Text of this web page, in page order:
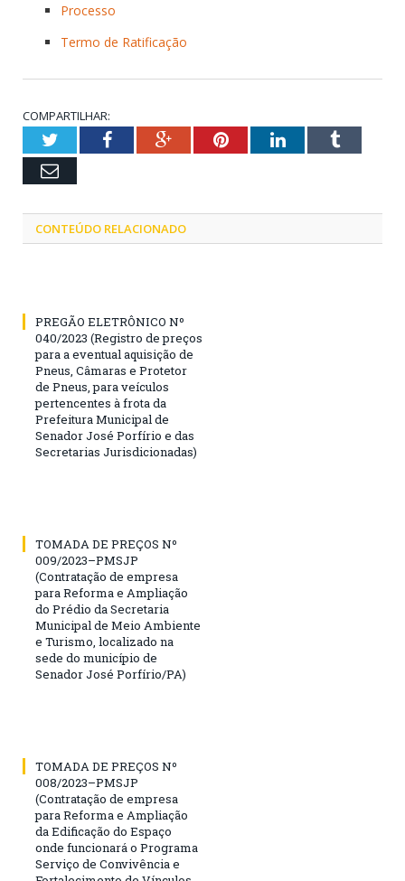
Processo
Termo de Ratificação
COMPARTILHAR:
TwitterFacebookGoogle+PinterestLinkedInTumblr
Email
CONTEÚDO RELACIONADO
PREGÃO ELETRÔNICO Nº
040/2023 (Registro de preços
para a eventual aquisição de
Pneus, Câmaras e Protetor
de Pneus, para veículos
pertencentes à frota da
Prefeitura Municipal de
Senador José Porfírio e das
Secretarias Jurisdicionadas)
TOMADA DE PREÇOS Nº
009/2023–PMSJP
(Contratação de empresa
para Reforma e Ampliação
do Prédio da Secretaria
Municipal de Meio Ambiente
e Turismo, localizado na
sede do município de
Senador José Porfírio/PA)
TOMADA DE PREÇOS Nº
008/2023–PMSJP
(Contratação de empresa
para Reforma e Ampliação
da Edificação do Espaço
onde funcionará o Programa
Serviço de Convivência e